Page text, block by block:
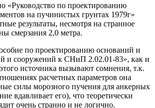
«Руководство по проектированию
на пучинистых грунтах 1979г»
результаты, несмотря на странное
смерзания 2,0 метра.
по проектированию оснований и
и сооружений к СНиП 2.02.01-83», как и
источника вызывают сомнения, т.к.
расчетных параметров она
силы морозного пучения для анкерных
вдавливает его), что теоретически
очень странно и не логично.